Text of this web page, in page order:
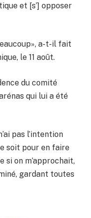
et [s’] opposer
a-t-il fait
le 11 août.
du comité
qui lui a été
pas l’intention
soit pour en faire
si on m’approchait,
gardant toutes